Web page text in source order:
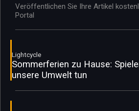
Veröffentlichen Sie Ihre Artikel
Portal
Lightcycle
Sommerferien zu Hause:
unsere Umwelt tun